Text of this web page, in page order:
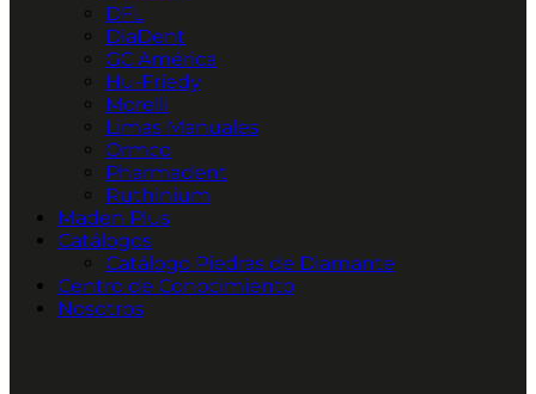
DFL
DiaDent
GC América
Hu-Friedy
Morelli
Limas Manuales
Ormco
Pharmadent
Ruthinium
Maden Plus
Catálogos
Catálogo Piedras de Diamante
Centro de Conocimiento
Nosotros